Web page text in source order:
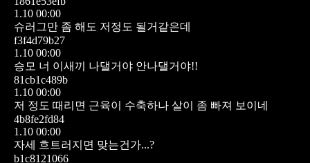
1.10 00:00
슈러그만 좀 해도 저정도 될거같은데
f3f4d79b27
1.10 00:00
승모 너 이새끼 나댈거야 안나댈거야!!
81cb1c489b
1.10 00:00
저 정도 때리면 근육이 수축하나 살이 좀 빠져 보이네
4b8fe2fd84
1.10 00:00
자세 흐트러지면 맞는건가...?
b1c8121066